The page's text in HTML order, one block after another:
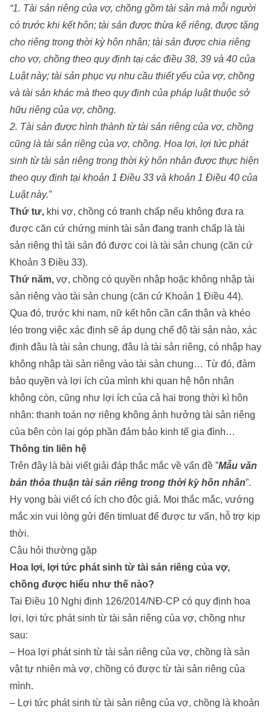
“1. Tài sản riêng của vợ, chồng gồm tài sản mà mỗi người
có trước khi kết hôn; tài sản được thừa kế riêng, được tặng
cho riêng trong thời kỳ hôn nhân; tài sản được chia riêng
cho vợ, chồng theo quy định tại các điều 38, 39 và 40 của
Luật này; tài sản phục vụ nhu cầu thiết yếu của vợ, chồng
và tài sản khác mà theo quy định của pháp luật thuộc sở
hữu riêng của vợ, chồng.
2. Tài sản được hình thành từ tài sản riêng của vợ, chồng
cũng là tài sản riêng của vợ, chồng. Hoa lợi, lợi tức phát
sinh từ tài sản riêng trong thời kỳ hôn nhân được thực hiện
theo quy định tại khoản 1 Điều 33 và khoản 1 Điều 40 của
Luật này.”
Thứ tư, khi vợ, chồng có tranh chấp nếu không đưa ra
được căn cứ chứng minh tài sản đang tranh chấp là tài
sản riêng thì tài sản đó được coi là tài sản chung (căn cứ
Khoản 3 Điều 33).
Thứ năm, vợ, chồng có quyền nhập hoặc không nhập tài
sản riêng vào tài sản chung (căn cứ Khoản 1 Điều 44).
Qua đó, trước khi nam, nữ kết hôn cần cẩn thận và khéo
léo trong việc xác định sẽ áp dụng chế độ tài sản nào, xác
định đâu là tài sản chung, đâu là tài sản riêng, có nhập hay
không nhập tài sản riêng vào tài sản chung… Từ đó, đảm
bảo quyền và lợi ích của mình khi quan hệ hôn nhân
không còn, cũng như lợi ích của cả hai trong thời kì hôn
nhân: thanh toán nợ riêng không ảnh hưởng tài sản riêng
của bên còn lại góp phần đảm bảo kinh tế gia đình…
Thông tin liên hệ
Trên đây là bài viết giải đáp thắc mắc về vấn đề ”Mẫu văn
bản thỏa thuận tài sản riêng trong thời kỳ hôn nhân”.
Hy vọng bài viết có ích cho độc giả. Mọi thắc mắc, vướng
mắc xin vui lòng gửi đến timluat để được tư vấn, hỗ trợ kịp
thời.
Câu hỏi thường gặp
Hoa lợi, lợi tức phát sinh từ tài sản riêng của vợ,
chồng được hiểu như thế nào?
Tai Điều 10 Nghị định 126/2014/NĐ-CP có quy định hoa
lợi, lợi tức phát sinh từ tài sản riêng của vợ, chồng như
sau:
– Hoa lợi phát sinh từ tài sản riêng của vợ, chồng là sản
vật tự nhiên mà vợ, chồng có được từ tài sản riêng của
mình.
– Lợi tức phát sinh từ tài sản riêng của vợ, chồng là khoản